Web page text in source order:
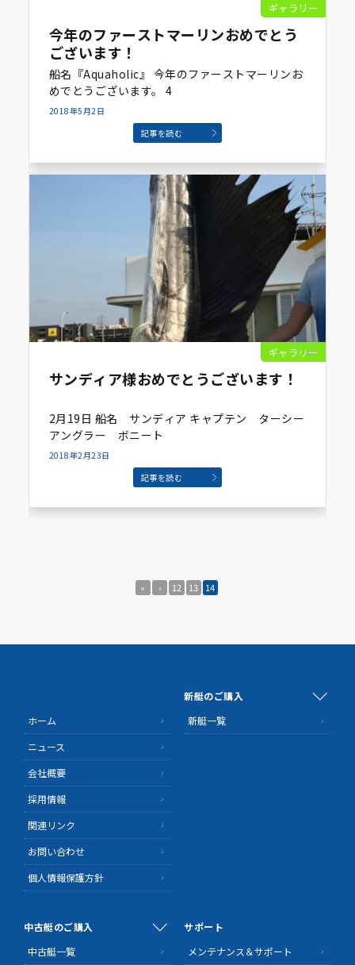
ギャラリー
今年のファーストマーリンおめでとう
ございます！
船名『Aquaholic』 今年のファーストマーリンお
めでとうございます。 4
2018年5月2日
記事を読む
ギャラリー
サンディア様おめでとうございます！
2月19日 船名 サンディア キャプテン ターシー
アングラー ボニート
2018年2月23日
記事を読む
« ‹ 12 13 14
ホーム
ニュース
会社概要
採用情報
関連リンク
お問い合わせ
個人情報保護方針
新艇のご購入
新艇一覧
中古艇のご購入
中古艇一覧
サポート
メンテナンス＆サポート